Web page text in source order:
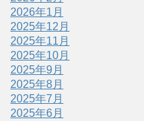
2026年1月
2025年12月
2025年11月
2025年10月
2025年9月
2025年8月
2025年7月
2025年6月